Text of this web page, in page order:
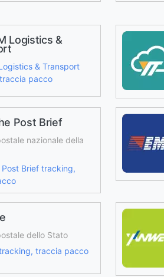
Logistics &
& Transport
pacco
Post Brief
nazionale della
Brief tracking,
dello Stato
traccia pacco